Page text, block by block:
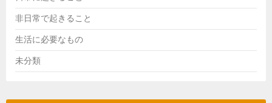
非日常で起きること
生活に必要なもの
未分類